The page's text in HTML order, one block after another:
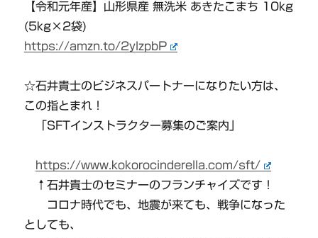
【令和元年産】山形県産 無洗米 あきたこまち 10kg
(5kg×2袋)
https://amzn.to/2ylzpbP
☆石井貴士のビジネスパートナーになりたい方は、
この指とまれ！
「SFTインストラクター募集のご案内」
https://www.kokorocinderella.com/sft/
↑石井貴士のセミナーのフランチャイズです！
コロナ時代でも、地震が来ても、戦争になった
としても、